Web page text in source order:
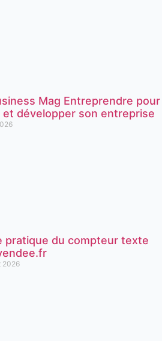
Mag Entreprendre pour
et développer son entreprise
pratique du compteur texte
2026